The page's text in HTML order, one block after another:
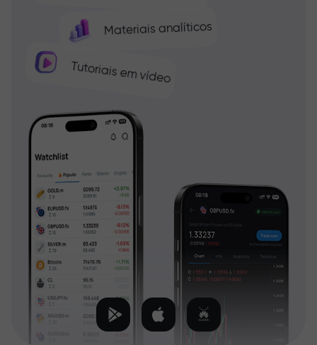
Materiais analíticos
Tutoriais em vídeo